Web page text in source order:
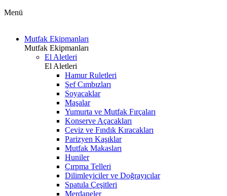
Menü
Mutfak Ekipmanları
Mutfak Ekipmanları
El Aletleri
El Aletleri
Hamur Ruletleri
Şef Cımbızları
Soyacaklar
Maşalar
Yumurta ve Mutfak Fırçaları
Konserve Açacakları
Ceviz ve Fındık Kıracakları
Parizyen Kaşıklar
Mutfak Makasları
Huniler
Çırpma Telleri
Dilimleyiciler ve Doğrayıcılar
Spatula Çeşitleri
Merdaneler